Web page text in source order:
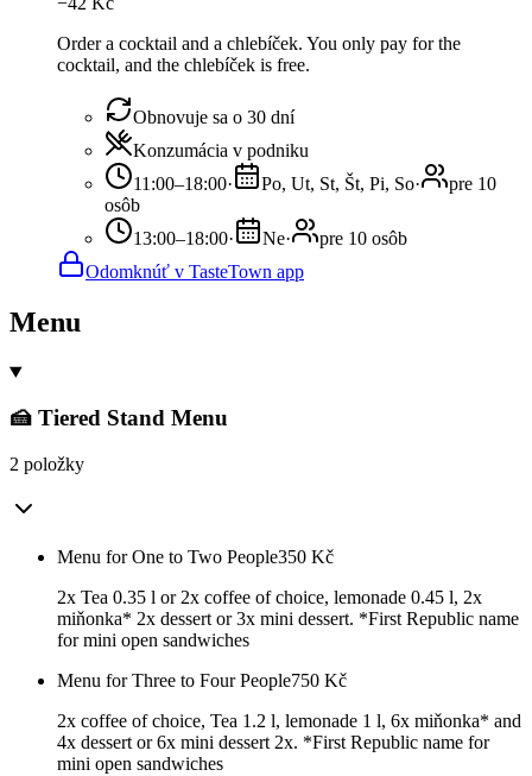
Order a cocktail and a chlebíček. You only pay for the
cocktail, and the chlebíček is free.
Obnovuje sa o 30 dní
Konzumácia v podniku
11:00–18:00· Po, Ut, St, Št, Pi, So·
pre 10
osôb
13:00–18:00· Ne·
pre 10 osôb
Odomknúť v TasteTown app
Menu
🍰 Tiered Stand Menu
2 položky
Menu for One to Two People350 Kč
2x Tea 0.35 l or 2x coffee of choice, lemonade 0.45 l, 2x
miňonka* 2x dessert or 3x mini dessert. *First Republic name
for mini open sandwiches
Menu for Three to Four People750 Kč
2x coffee of choice, Tea 1.2 l, lemonade 1 l, 6x miňonka* and
4x dessert or 6x mini dessert 2x. *First Republic name for
mini open sandwiches